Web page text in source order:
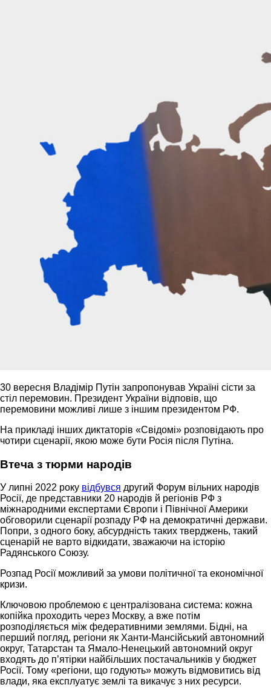
30 вересня Владімір Путін запропонував Україні сісти за
стіл перемовин. Президент України відповів, що
перемовини можливі лише з іншим президентом РФ.
На прикладі інших диктаторів «Свідомі» розповідають про
чотири сценарії, якою може бути Росія після Путіна.
Втеча з тюрми народів
У липні 2022 року відбувся другий Форум вільних народів
Росії, де представники 20 народів й регіонів РФ з
міжнародними експертами Європи і Північної Америки
обговорили сценарії розпаду РФ на демократичні держави.
Попри, з одного боку, абсурдність таких тверджень, такий
сценарій не варто відкидати, зважаючи на історію
Радянського Союзу.
Розпад Росії можливий за умови політичної та економічної
кризи.
Ключовою проблемою є централізована система: кожна
копійка проходить через Москву, а вже потім
розподіляється між федеративними землями. Бідні, на
перший погляд, регіони як Ханти-Мансійський автономний
округ, Татарстан та Ямало-Ненецький автономний округ
входять до п’ятірки найбільших постачальників у бюджет
Росії. Тому «регіони, що годують» можуть відмовитись від
влади, яка експлуатує землі та викачує з них ресурси.